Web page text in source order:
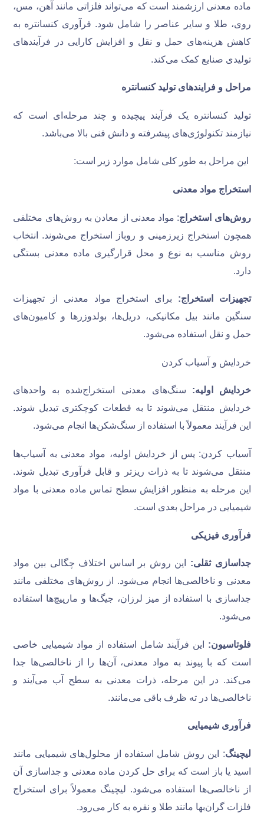
ماده معدنی ارزشمند است که می‌تواند فلزاتی مانند آهن، مس،
روی، طلا و سایر عناصر را شامل شود. فرآوری کنسانتره به
کاهش هزینه‌های حمل و نقل و افزایش کارایی در فرآیندهای
تولیدی صنایع کمک می‌کند.
مراحل و فرایندهای تولید کنسانتره
تولید کنسانتره یک فرآیند پیچیده و چند مرحله‌ای است که
نیازمند تکنولوژی‌های پیشرفته و دانش فنی بالا می‌باشد.
این مراحل به طور کلی شامل موارد زیر است:
استخراج مواد معدنی
روش‌های استخراج: مواد معدنی از معادن به روش‌های مختلفی
همچون استخراج زیرزمینی و روباز استخراج می‌شوند. انتخاب
روش مناسب به نوع و محل قرارگیری ماده معدنی بستگی
دارد.
تجهیزات استخراج: برای استخراج مواد معدنی از تجهیزات
سنگین مانند بیل مکانیکی، دریل‌ها، بولدوزرها و کامیون‌های
حمل و نقل استفاده می‌شود.
خردایش و آسیاب کردن
خردایش اولیه: سنگ‌های معدنی استخراج‌شده به واحدهای
خردایش منتقل می‌شوند تا به قطعات کوچکتری تبدیل شوند.
این فرآیند معمولاً با استفاده از سنگ‌شکن‌ها انجام می‌شود.
آسیاب کردن: پس از خردایش اولیه، مواد معدنی به آسیاب‌ها
منتقل می‌شوند تا به ذرات ریزتر و قابل فرآوری تبدیل شوند.
این مرحله به منظور افزایش سطح تماس ماده معدنی با مواد
شیمیایی در مراحل بعدی است.
فرآوری فیزیکی
جداسازی ثقلی: این روش بر اساس اختلاف چگالی بین مواد
معدنی و ناخالصی‌ها انجام می‌شود. از روش‌های مختلفی مانند
جداسازی با استفاده از میز لرزان، جیگ‌ها و مارپیچ‌ها استفاده
می‌شود.
فلوتاسیون: این فرآیند شامل استفاده از مواد شیمیایی خاصی
است که با پیوند به مواد معدنی، آن‌ها را از ناخالصی‌ها جدا
می‌کند. در این مرحله، ذرات معدنی به سطح آب می‌آیند و
ناخالصی‌ها در ته ظرف باقی می‌مانند.
فرآوری شیمیایی
لیچینگ: این روش شامل استفاده از محلول‌های شیمیایی مانند
اسید یا باز است که برای حل کردن ماده معدنی و جداسازی آن
از ناخالصی‌ها استفاده می‌شود. لیچینگ معمولاً برای استخراج
فلزات گران‌بها مانند طلا و نقره به کار می‌رود.